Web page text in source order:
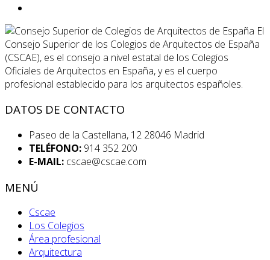
El
Consejo Superior de los Colegios de Arquitectos de España
(CSCAE), es el consejo a nivel estatal de los Colegios
Oficiales de Arquitectos en España, y es el cuerpo
profesional establecido para los arquitectos españoles.
DATOS DE CONTACTO
Paseo de la Castellana, 12 28046 Madrid
TELÉFONO: 914 352 200
E-MAIL: cscae@cscae.com
MENÚ
Cscae
Los Colegios
Área profesional
Arquitectura